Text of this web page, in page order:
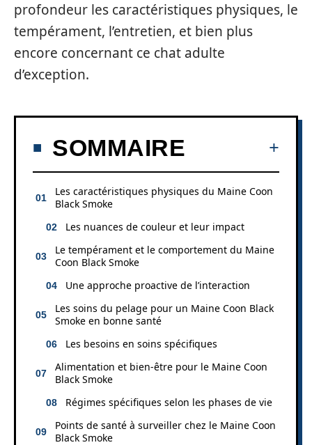
profondeur les caractéristiques physiques, le
tempérament, l’entretien, et bien plus
encore concernant ce chat adulte
d’exception.
SOMMAIRE
Les caractéristiques physiques du Maine Coon
Black Smoke
Les nuances de couleur et leur impact
Le tempérament et le comportement du Maine
Coon Black Smoke
Une approche proactive de l’interaction
Les soins du pelage pour un Maine Coon Black
Smoke en bonne santé
Les besoins en soins spécifiques
Alimentation et bien-être pour le Maine Coon
Black Smoke
Régimes spécifiques selon les phases de vie
Points de santé à surveiller chez le Maine Coon
Black Smoke